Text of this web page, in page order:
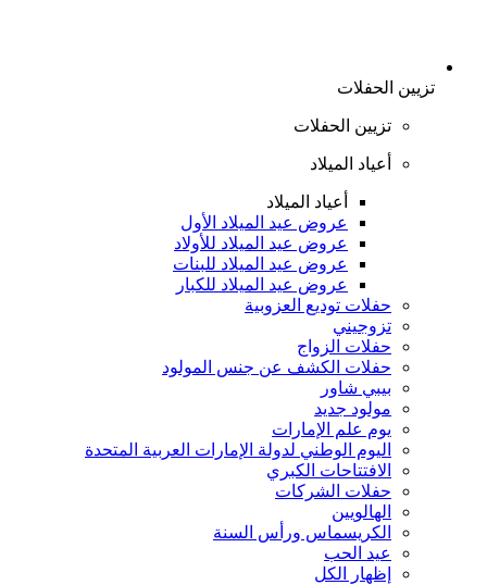
تزيين الحفلات
تزيين الحفلات
أعياد الميلاد
أعياد الميلاد
عروض عيد الميلاد الأول
عروض عيد الميلاد للأولاد
عروض عيد الميلاد للبنات
عروض عيد الميلاد للكبار
حفلات توديع العزوبية
تزوجيني
حفلات الزواج
حفلات الكشف عن جنس المولود
بيبي شاور
مولود جديد
يوم علم الإمارات
اليوم الوطني لدولة الإمارات العربية المتحدة
الافتتاحات الكبري
حفلات الشركات
الهالويين
الكريسماس ورأس السنة
عيد الحب
إظهار الكل